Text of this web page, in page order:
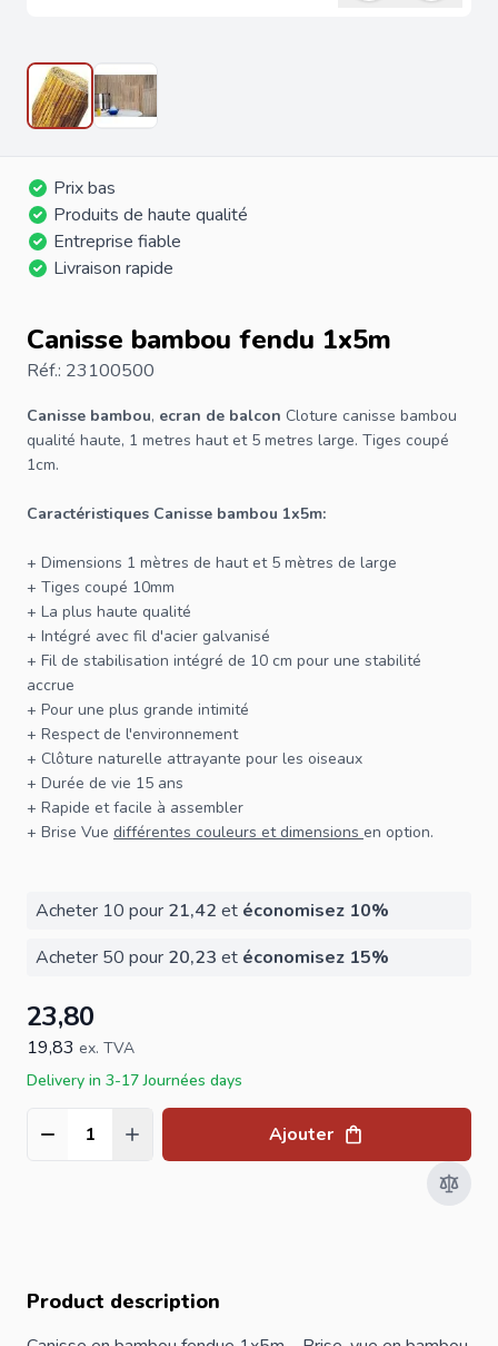
Prix bas
Produits de haute qualité
Entreprise fiable
Livraison rapide
Canisse bambou fendu 1x5m
Réf.: 23100500
Canisse bambou, ecran de balcon Cloture canisse bambou
qualité haute, 1 metres haut et 5 metres large. Tiges coupé
1cm.
Caractéristiques Canisse bambou 1x5m:
+ Dimensions 1 mètres de haut et 5 mètres de large
+ Tiges coupé 10mm
+ La plus haute qualité
+ Intégré avec fil d'acier galvanisé
+ Fil de stabilisation intégré de 10 cm pour une stabilité
accrue
+ Pour une plus grande intimité
+ Respect de l'environnement
+ Clôture naturelle attrayante pour les oiseaux
+ Durée de vie 15 ans
+ Rapide et facile à assembler
+ Brise Vue différentes couleurs et dimensions en option.
Acheter 10 pour 21,42 et économisez 10%
Acheter 50 pour 20,23 et économisez 15%
23,80
19,83 ex. TVA
Delivery in 3-17 Journées days
Quantité Ajouter
Product description